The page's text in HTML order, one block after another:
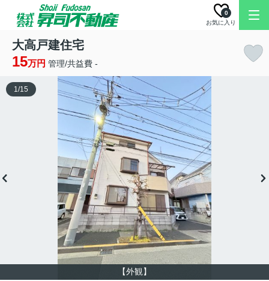
お気に入り
0
大高戸建住宅
15万円 管理/共益費 -
【外観】
1/15